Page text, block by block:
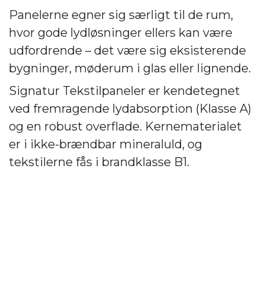
Panelerne egner sig særligt til de rum,
hvor gode lydløsninger ellers kan være
udfordrende – det være sig eksisterende
bygninger, møderum i glas eller lignende.
Signatur Tekstilpaneler er kendetegnet
ved fremragende lydabsorption (Klasse A)
og en robust overflade. Kernematerialet
er i ikke-brændbar mineraluld, og
tekstilerne fås i brandklasse B1.